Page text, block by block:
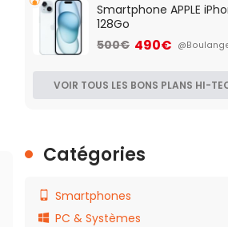
Smartphone APPLE
128Go
500€ 490€
VOIR TOUS LES BONS PLANS HI-
Catégories
Smartphones
PC & Systèmes